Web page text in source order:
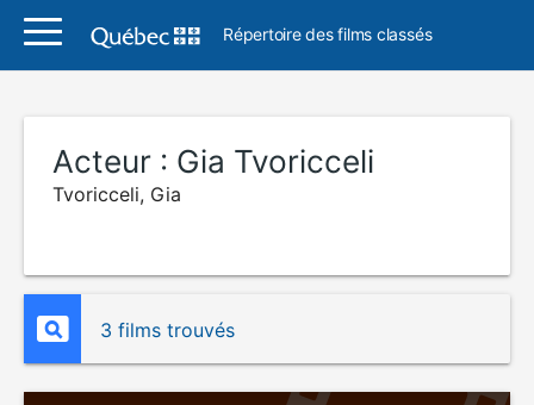
Répertoire des films classés
Acteur : Gia Tvoricceli
Tvoricceli, Gia
3 films trouvés